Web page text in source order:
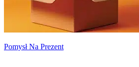
Pomysł Na Prezent